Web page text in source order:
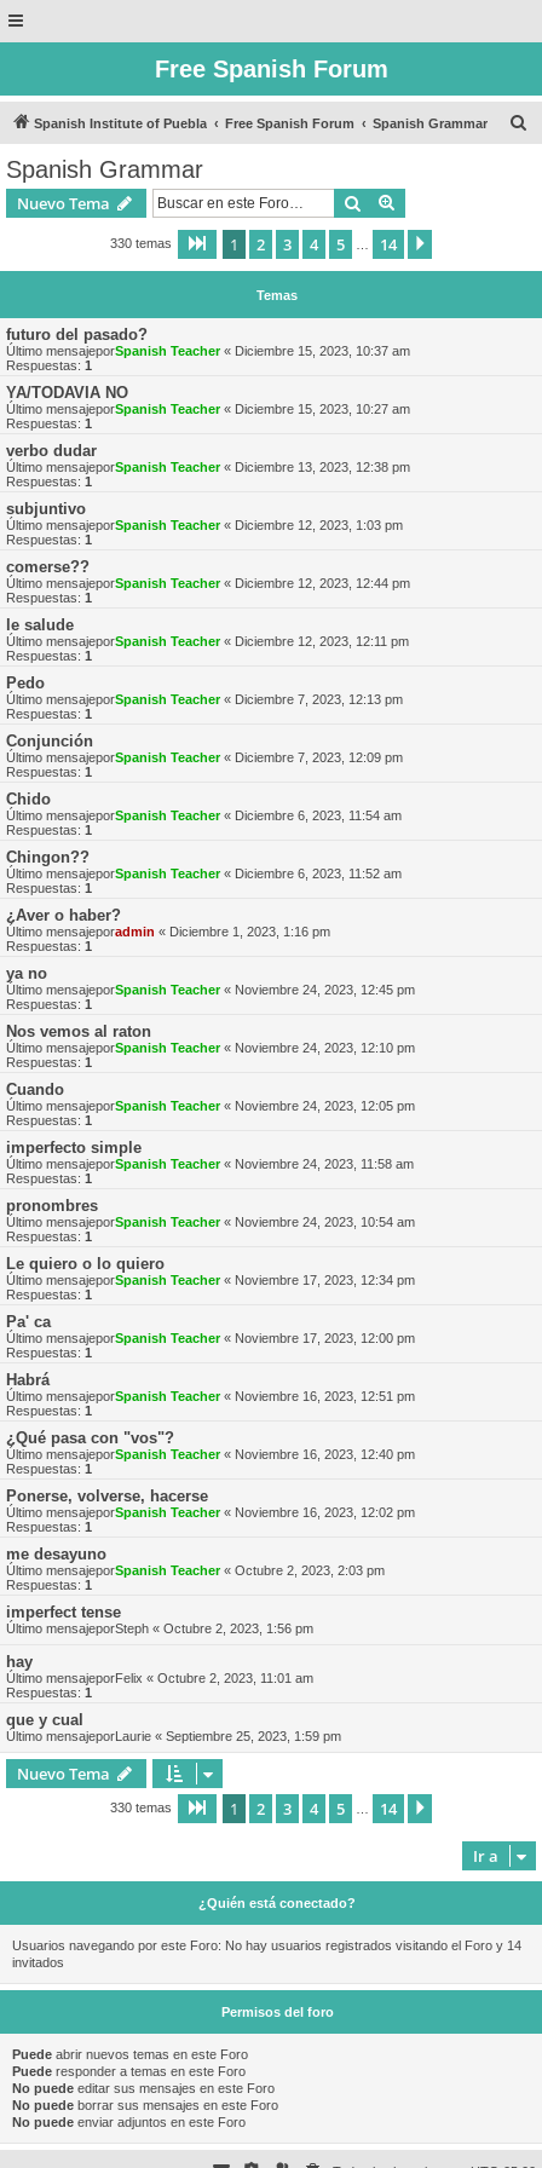
Free Spanish Forum
Spanish Institute of Puebla Free Spanish Forum Spanish Grammar
Spanish Grammar
Nuevo Tema Buscar
330 temas Página de 14
1 2 3 4 5 14
Temas
futuro del pasado?
Último mensajeporSpanish Teacher« Diciembre 15, 2023, 10:37 am
Respuestas: 1
YA/TODAVIA NO
Último mensajeporSpanish Teacher« Diciembre 15, 2023, 10:27 am
Respuestas: 1
verbo dudar
Último mensajeporSpanish Teacher« Diciembre 13, 2023, 12:38 pm
Respuestas: 1
subjuntivo
Último mensajeporSpanish Teacher« Diciembre 12, 2023, 1:03 pm
Respuestas: 1
comerse??
Último mensajeporSpanish Teacher« Diciembre 12, 2023, 12:44 pm
Respuestas: 1
le salude
Último mensajeporSpanish Teacher« Diciembre 12, 2023, 12:11 pm
Respuestas: 1
Pedo
Último mensajeporSpanish Teacher« Diciembre 7, 2023, 12:13 pm
Respuestas: 1
Conjunción
Último mensajeporSpanish Teacher« Diciembre 7, 2023, 12:09 pm
Respuestas: 1
Chido
Último mensajeporSpanish Teacher« Diciembre 6, 2023, 11:54 am
Respuestas: 1
Chingon??
Último mensajeporSpanish Teacher« Diciembre 6, 2023, 11:52 am
Respuestas: 1
¿Aver o haber?
Último mensajeporadmin « Diciembre 1, 2023, 1:16 pm
Respuestas: 1
ya no
Último mensajeporSpanish Teacher« Noviembre 24, 2023, 12:45 pm
Respuestas: 1
Nos vemos al raton
Último mensajeporSpanish Teacher« Noviembre 24, 2023, 12:10 pm
Respuestas: 1
Cuando
Último mensajeporSpanish Teacher« Noviembre 24, 2023, 12:05 pm
Respuestas: 1
imperfecto simple
Último mensajeporSpanish Teacher« Noviembre 24, 2023, 11:58 am
Respuestas: 1
pronombres
Último mensajeporSpanish Teacher« Noviembre 24, 2023, 10:54 am
Respuestas: 1
Le quiero o lo quiero
Último mensajeporSpanish Teacher« Noviembre 17, 2023, 12:34 pm
Respuestas: 1
Pa' ca
Último mensajeporSpanish Teacher« Noviembre 17, 2023, 12:00 pm
Respuestas: 1
Habrá
Último mensajeporSpanish Teacher« Noviembre 16, 2023, 12:51 pm
Respuestas: 1
¿Qué pasa con "vos"?
Último mensajeporSpanish Teacher« Noviembre 16, 2023, 12:40 pm
Respuestas: 1
Ponerse, volverse, hacerse
Último mensajeporSpanish Teacher« Noviembre 16, 2023, 12:02 pm
Respuestas: 1
me desayuno
Último mensajeporSpanish Teacher« Octubre 2, 2023, 2:03 pm
Respuestas: 1
imperfect tense
Último mensajeporSteph « Octubre 2, 2023, 1:56 pm
hay
Último mensajeporFelix « Octubre 2, 2023, 11:01 am
Respuestas: 1
que y cual
Último mensajeporLaurie « Septiembre 25, 2023, 1:59 pm
Nuevo Tema
330 temas Página de 14
1 2 3 4 5 14
Ir a
¿Quién está conectado?
Usuarios navegando por este Foro: No hay usuarios registrados visitando el Foro y 14
invitados
Permisos del foro
Puede abrir nuevos temas en este Foro
Puede responder a temas en este Foro
No puede editar sus mensajes en este Foro
No puede borrar sus mensajes en este Foro
No puede enviar adjuntos en este Foro